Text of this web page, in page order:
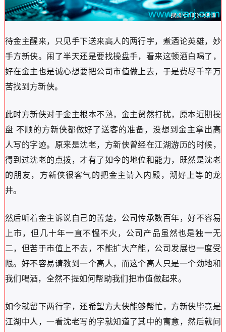
待金主醒来，只见手下送来高人的两行字，煮酒论英雄，妙
手方新侠。闹了半天还是要找操盘手，看来这顿酒白喝了，
好在金主也是诚心想要把公司市值做上去，于是费尽千辛万
苦找到方新侠。
此时方新侠对于金主根本不熟，金主贸然打扰，原本近期操
盘 不顺的方新侠都做好了送客的准备，没想到金主拿出高
人写的字迹。原来是沈老，方新侠曾经在江湖游历的时候，
得到过沈老的点拨，才有了如今的地位和能力，既然是沈老
的朋友，方新侠很客气的把金主请入内殿，沏好上等的龙
井。
然后听着金主诉说自己的苦楚，公司传承数百年，好不容易
上市，但几十年一直不愠不火，公司产品虽然也是独一无
二，但苦于市值上不去，不能扩大产能，公司发展也一度受
限。好不容易请教到一个高人，而这个高人只是一个劲地和
我们喝酒，全然不提如何帮助我们把市值做起来。
如今就留下两行字，还希望方大侠能够帮忙，方新侠毕竟是
江湖中人，一看沈老写的字就知道了其中的寓意，然后就问